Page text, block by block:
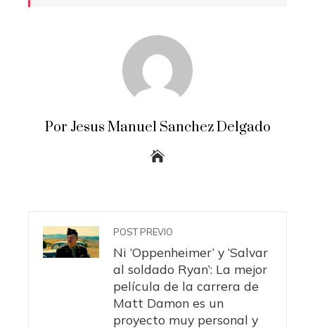
Por Jesus Manuel Sanchez Delgado
POST PREVIO
Ni ‘Oppenheimer’ y ‘Salvar
al soldado Ryan’: La mejor
película de la carrera de
Matt Damon es un
proyecto muy personal y